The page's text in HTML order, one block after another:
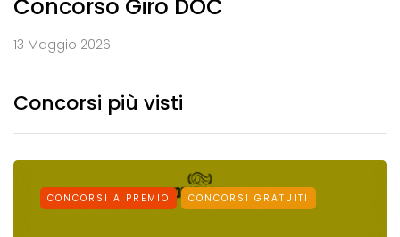
Concorso Giro DOC
13 Maggio 2026
Concorsi più visti
CONCORSI A PREMIO CONCORSI GRATUITI